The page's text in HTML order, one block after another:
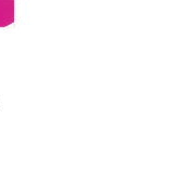
の取り組み